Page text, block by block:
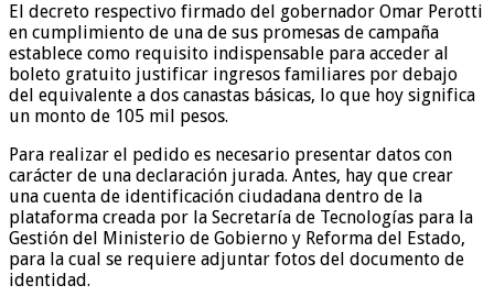
El decreto respectivo firmado del gobernador Omar Perotti
en cumplimiento de una de sus promesas de campaña
establece como requisito indispensable para acceder al
boleto gratuito justificar ingresos familiares por debajo
del equivalente a dos canastas básicas, lo que hoy significa
un monto de 105 mil pesos.
Para realizar el pedido es necesario presentar datos con
carácter de una declaración jurada. Antes, hay que crear
una cuenta de identificación ciudadana dentro de la
plataforma creada por la Secretaría de Tecnologías para la
Gestión del Ministerio de Gobierno y Reforma del Estado,
para la cual se requiere adjuntar fotos del documento de
identidad.